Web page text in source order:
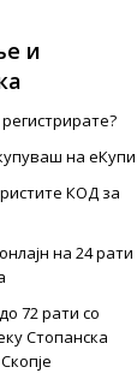
и
на еКупи
КОД за
на 24 рати
72 рати со
Стопанска